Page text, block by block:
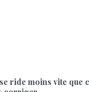
ride moins vite